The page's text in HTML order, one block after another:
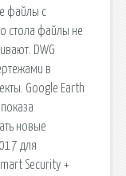
файлы с
стола файлы не
DWG
в
Google Earth
новые
для
Security +